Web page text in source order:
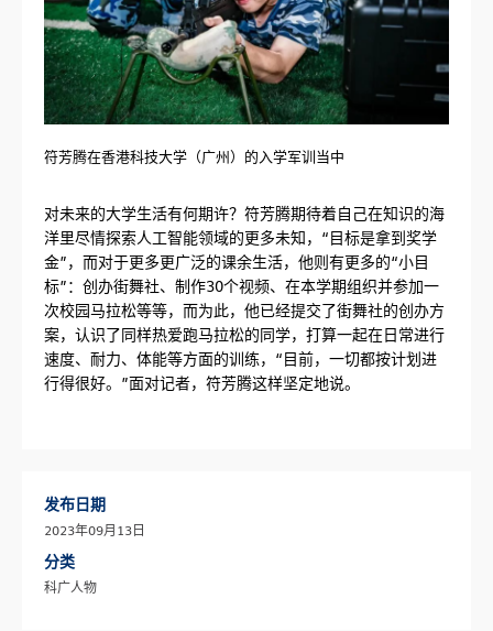
符芳腾在香港科技大学（广州）的入学军训当中
对未来的大学生活有何期许？符芳腾期待着自己在知识的海
洋里尽情探索人工智能领域的更多未知，“目标是拿到奖学
金”，而对于更多更广泛的课余生活，他则有更多的“小目
标”：创办街舞社、制作30个视频、在本学期组织并参加一
次校园马拉松等等，而为此，他已经提交了街舞社的创办方
案，认识了同样热爱跑马拉松的同学，打算一起在日常进行
速度、耐力、体能等方面的训练，“目前，一切都按计划进
行得很好。”面对记者，符芳腾这样坚定地说。
发布日期
2023年09月13日
分类
科广人物